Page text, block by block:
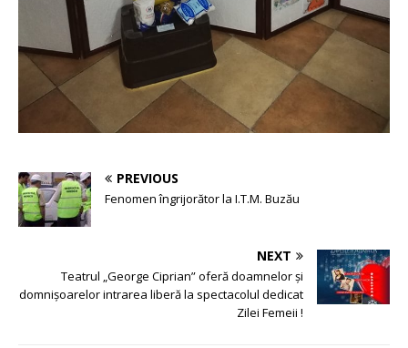
PREVIOUS
Fenomen îngrijorător la I.T.M. Buzău
NEXT
Teatrul „George Ciprian” oferă doamnelor și
domnișoarelor intrarea liberă la spectacolul dedicat
Zilei Femeii !